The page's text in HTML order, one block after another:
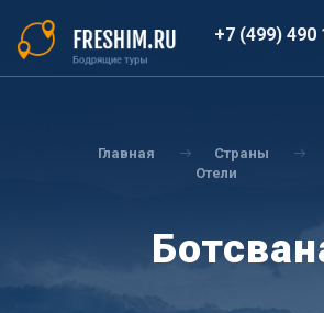
основному
содержанию
+7 (499) 490
Главная Страны
Отели